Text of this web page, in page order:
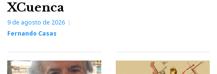
XCuenca
9 de agosto de 2026
Fernando Casas